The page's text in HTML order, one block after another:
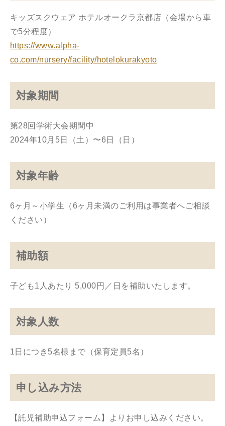
キッズスクウェア ホテルオークラ京都店（会場から車
で5分程度）
https://www.alpha-
co.com/nursery/facility/hotelokurakyoto
対象期間
第28回学術大会期間中
2024年10月5日（土）〜6日（日）
対象年齢
6ヶ月～小学生（6ヶ月未満のご利用は事業者へご相談
ください）
補助額
子ども1人あたり 5,000円／日を補助いたします。
対象人数
1日につき5名様まで（保育定員5名）
申し込み方法
【託児補助申込フォーム】よりお申し込みください。